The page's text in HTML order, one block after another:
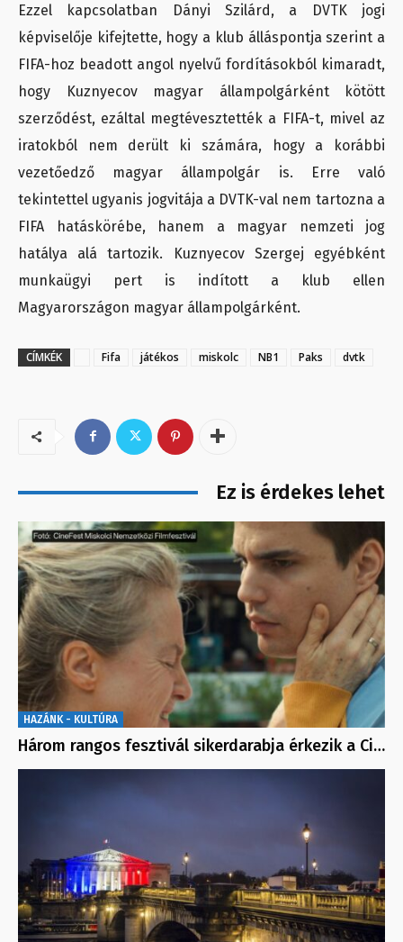
Ezzel kapcsolatban Dányi Szilárd, a DVTK jogi
képviselője kifejtette, hogy a klub álláspontja szerint a
FIFA-hoz beadott angol nyelvű fordításokból kimaradt,
hogy Kuznyecov magyar állampolgárként kötött
szerződést, ezáltal megtévesztették a FIFA-t, mivel az
iratokból nem derült ki számára, hogy a korábbi
vezetőedző magyar állampolgár is. Erre való
tekintettel ugyanis jogvitája a DVTK-val nem tartozna a
FIFA hatáskörébe, hanem a magyar nemzeti jog
hatálya alá tartozik. Kuznyecov Szergej egyébként
munkaügyi pert is indított a klub ellen
Magyarországon magyar állampolgárként.
CÍMKÉK Fifa játékos miskolc NB1 Paks dvtk
Ez is érdekes lehet
HAZÁNK - KULTÚRA
Három rangos fesztivál sikerdarabja érkezik a Ci…